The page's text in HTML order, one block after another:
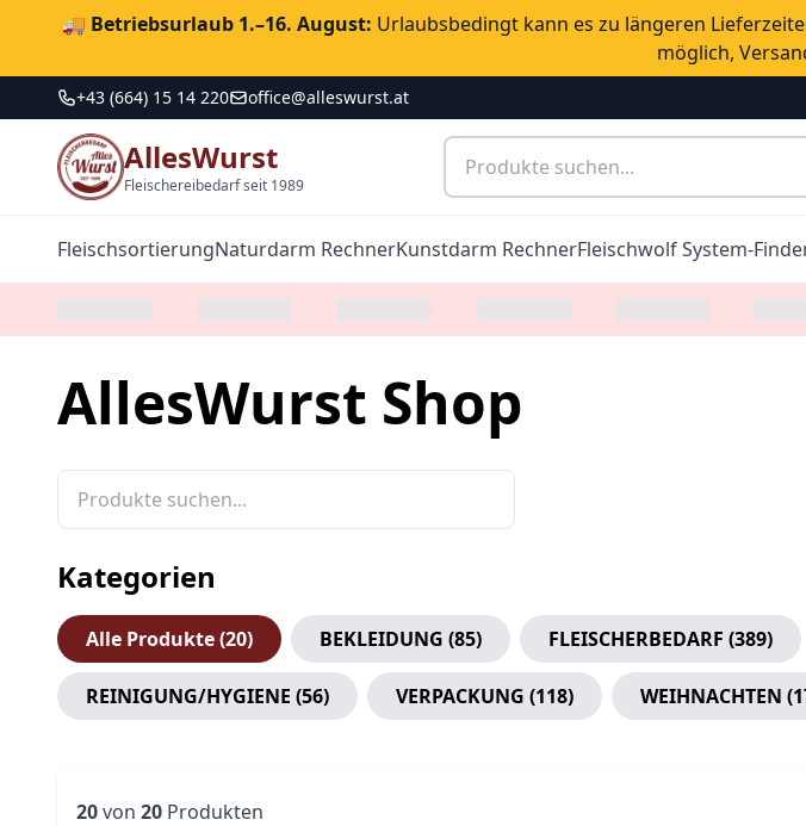
🚚 Betriebsurlaub 1.–16. August: Urlaubsbedingt kann es zu längeren
möglich,
+43 (664) 15 14 220 office@alleswurst.at
AllesWurst
Fleischereibedarf seit 1989
FleischsortierungNaturdarm RechnerKunstdarm RechnerFleischwolf System-
AllesWurst Shop
Kategorien
Alle Produkte (20) BEKLEIDUNG (85) FLEISCHERBEDARF (389)
REINIGUNG/HYGIENE (56) VERPACKUNG (118) WEIHNACHTEN (
20von 20 Produkten